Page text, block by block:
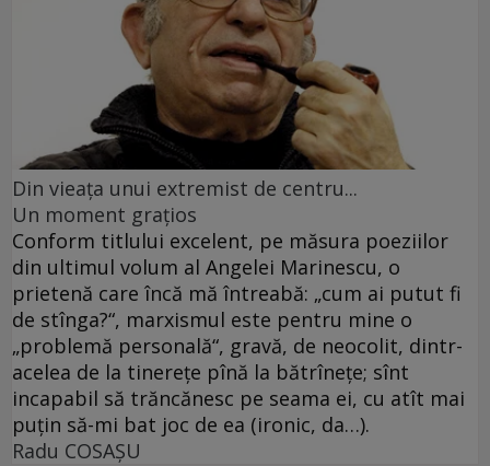
Din vieaţa unui extremist de centru...
Un moment graţios
Conform titlului excelent, pe măsura poeziilor
din ultimul volum al Angelei Marinescu, o
prietenă care încă mă întreabă: „cum ai putut fi
de stînga?“, marxismul este pentru mine o
„problemă personală“, gravă, de neocolit, dintr-
acelea de la tinereţe pînă la bătrîneţe; sînt
incapabil să trăncănesc pe seama ei, cu atît mai
puţin să-mi bat joc de ea (ironic, da…).
Radu COSAŞU